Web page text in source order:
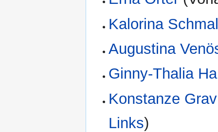
Kalorina
Augustina
Ginny-Thalia
Konstanze
Links)